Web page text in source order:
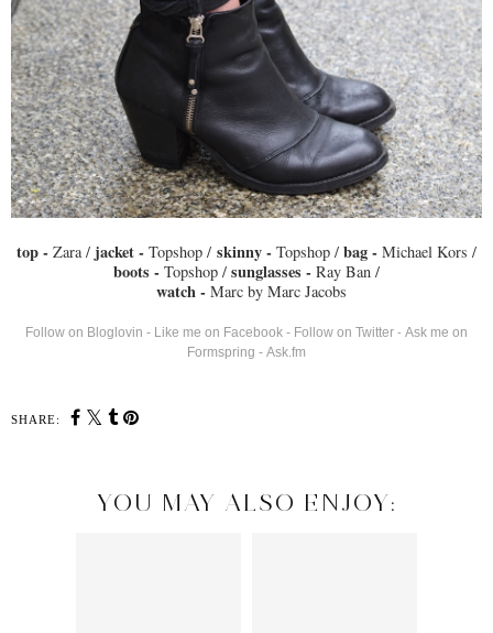
top - Zara / jacket - Topshop / skinny - Topshop / bag - Michael Kors /
boots - Topshop / sunglasses - Ray Ban /
watch - Marc by Marc Jacobs
Follow on Bloglovin - Like me on Facebook - Follow on Twitter - Ask me on
Formspring - Ask.fm
SHARE:
YOU MAY ALSO ENJOY: